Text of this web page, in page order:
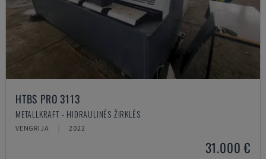
HTBS PRO 3113
METALLKRAFT - HIDRAULINĖS ŽIRKLĖS
VENGRIJA 2022
31.000 €